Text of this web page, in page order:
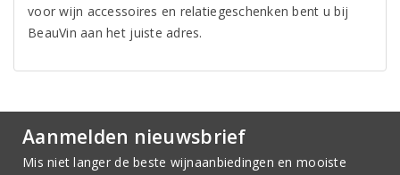
voor wijn accessoires en relatiegeschenken bent u bij
BeauVin aan het juiste adres.
Aanmelden nieuwsbrief
Mis niet langer de beste wijnaanbiedingen en mooiste